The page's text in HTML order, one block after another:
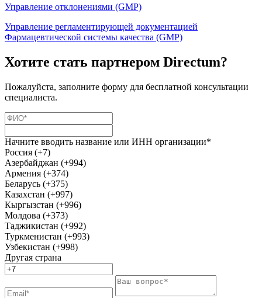
Управление отклонениями (GMP)
Управление регламентирующей документацией
Фармацевтической системы качества (GMP)
Хотите стать партнером Directum?
Пожалуйста, заполните форму для бесплатной консультации
специалиста.
Начните вводить название или ИНН организации*
Россия (+7)
Азербайджан (+994)
Армения (+374)
Беларусь (+375)
Казахстан (+997)
Кыргызстан (+996)
Молдова (+373)
Таджикистан (+992)
Туркменистан (+993)
Узбекистан (+998)
Другая страна